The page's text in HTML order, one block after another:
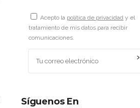
Acepto la política de privacidad y el
tratamiento de mis datos para recibir
comunicaciones.
Síguenos En